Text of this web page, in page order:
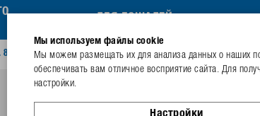
898/899
Мы используем файлы cookie
Мы можем размещать их для анализа данных о наших
обеспечивать вам отличное восприятие сайта. Для
настройки.